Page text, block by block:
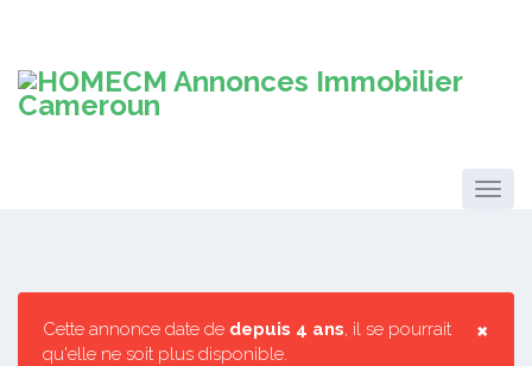
×
Cette annonce date de depuis 4 ans, il se pourrait
qu'elle ne soit plus disponible.